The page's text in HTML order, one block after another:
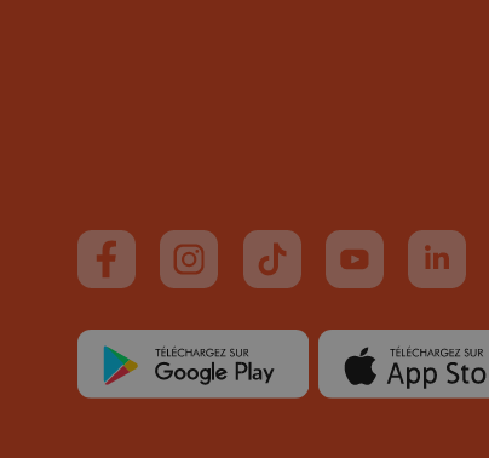
Suivez-nous sur FaceBook
Suivez-nous sur Instagram
Suivez-nous sur TikTok
Suivez-nous sur